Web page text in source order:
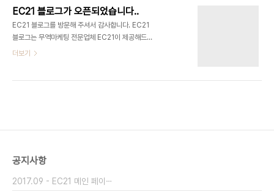
는 해외의 바이어가 EC21회원의 상품을 찾게 하려
면 구글검색결과에서 EC21 사이트가 상위에 랭킹되
는 것이 가장 빠른 길이라는 관점에서 검색엔진최적
화에 공을 들여 왔고, 아울러 검색엔진광고에도 수년
간 상당한 비용을 지속적으로 투자해왔습니다. 이를
로 발표하기도 하였습니다. 이러한 EC21사이트 자
EC21 블로그가 오픈되었습니다..
EC21 블로그를 방문해 주셔서 감사합니다. EC21
블로그는 무역마케팅 전문업체 EC21이 제공해드리
는 글로벌 B2B 마켓플레이스서비스
있기를 기대합니다. 정보도 얻어가시고 유익한 코멘
더보기
공지사항
2017.09 - EC21 메인 페이⋯